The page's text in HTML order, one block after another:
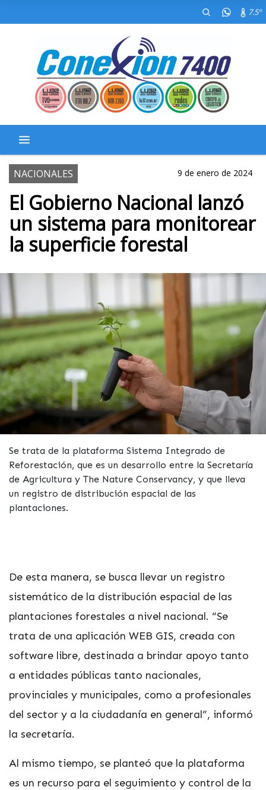
7.5º
NACIONALES 9 de enero de 2024
El Gobierno Nacional lanzó
un sistema para monitorear
la superficie forestal
Se trata de la plataforma Sistema Integrado de
Reforestación, que es un desarrollo entre la Secretaría
de Agricultura y The Nature Conservancy, y que lleva
un registro de distribución espacial de las
plantaciones.
De esta manera, se busca llevar un registro
sistemático de la distribución espacial de las
plantaciones forestales a nivel nacional. “Se
trata de una aplicación WEB GIS, creada con
software libre, destinada a brindar apoyo tanto
a entidades públicas tanto nacionales,
provinciales y municipales, como a profesionales
del sector y a la ciudadanía en general”, informó
la secretaría.
Al mismo tiempo, se planteó que la plataforma
es un recurso para el seguimiento y control de la